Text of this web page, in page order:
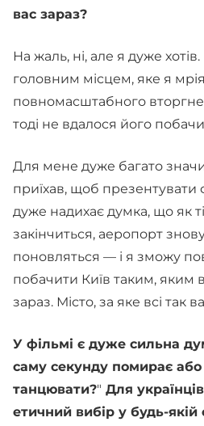
вас зараз?
На жаль, ні, але я дуже
головним місцем, яке я
повномасштабного
тоді не вдалося його
Для мене дуже багато
приїхав, щоб
дуже надихає думка, що як
закінчиться, аеропорт
поновляться — і я зможу
побачити Київ таким, яким
зараз. Місто, за яке всі так
У фільмі є дуже сильна
саму секунду помирає
танцювати?" Для
етичний вибір у будь-якій